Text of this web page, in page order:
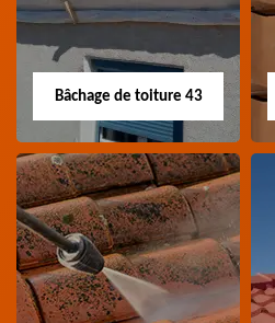
Professionnel en
nettoyage panneau
photovoltaïque 43
Bâchage de toiture 43
Bâchage de toiture
43
Entreprise bâchage de